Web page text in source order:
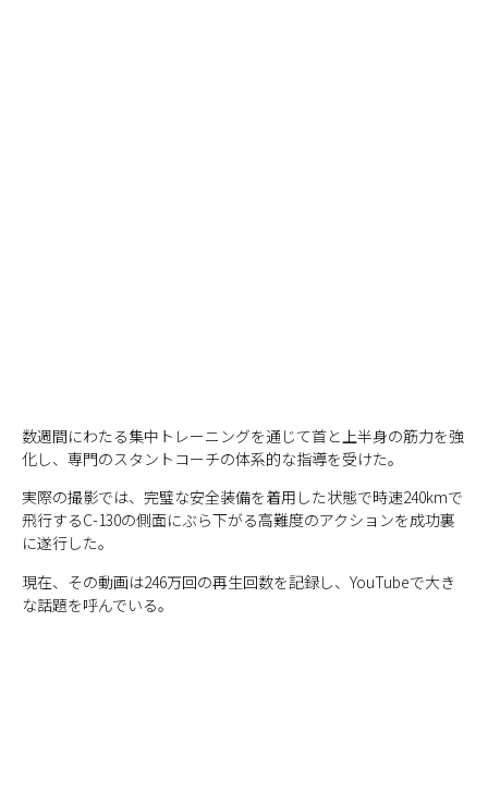
数週間にわたる集中トレーニングを通じて首と上半身の筋力を強
化し、専門のスタントコーチの体系的な指導を受けた。
実際の撮影では、完璧な安全装備を着用した状態で時速240kmで
飛行するC-130の側面にぶら下がる高難度のアクションを成功裏
に遂行した。
現在、その動画は246万回の再生回数を記録し、YouTubeで大き
な話題を呼んでいる。